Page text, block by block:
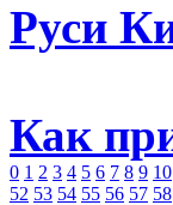
Руси
Как
0 1 2 3 4 5 6 7 8 9 10
52 53 54 55 56 57 58